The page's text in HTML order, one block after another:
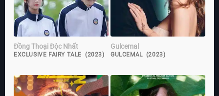
Đồng Thoại Độc Nhất
EXCLUSIVE FAIRY TALE (2023)
Gulcemal
GULCEMAL (2023)